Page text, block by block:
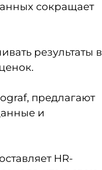
сокращает
результаты в
предлагают
и
HR-